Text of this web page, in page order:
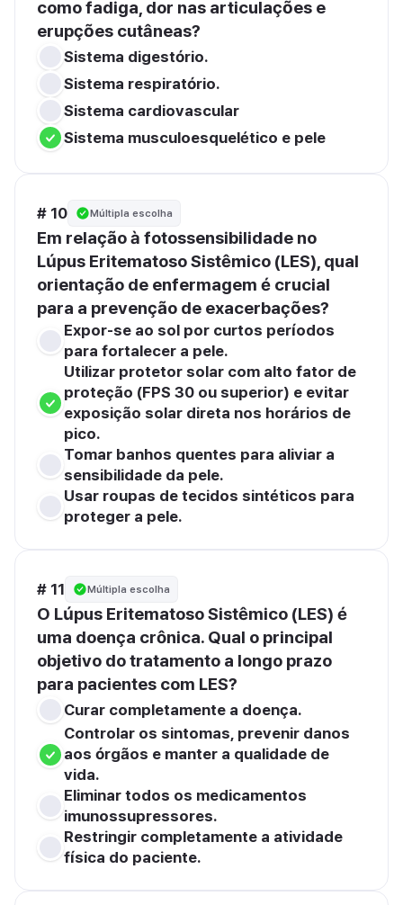
como fadiga, dor nas articulações e
erupções cutâneas?
Sistema digestório.
Sistema respiratório.
Sistema cardiovascular
Sistema musculoesquelético e pele
# 10 Múltipla escolha
Em relação à fotossensibilidade no
Lúpus Eritematoso Sistêmico (LES), qual
orientação de enfermagem é crucial
para a prevenção de exacerbações?
Expor-se ao sol por curtos períodos
para fortalecer a pele.
Utilizar protetor solar com alto fator de
proteção (FPS 30 ou superior) e evitar
exposição solar direta nos horários de
pico.
Tomar banhos quentes para aliviar a
sensibilidade da pele.
Usar roupas de tecidos sintéticos para
proteger a pele.
# 11 Múltipla escolha
O Lúpus Eritematoso Sistêmico (LES) é
uma doença crônica. Qual o principal
objetivo do tratamento a longo prazo
para pacientes com LES?
Curar completamente a doença.
Controlar os sintomas, prevenir danos
aos órgãos e manter a qualidade de
vida.
Eliminar todos os medicamentos
imunossupressores.
Restringir completamente a atividade
física do paciente.